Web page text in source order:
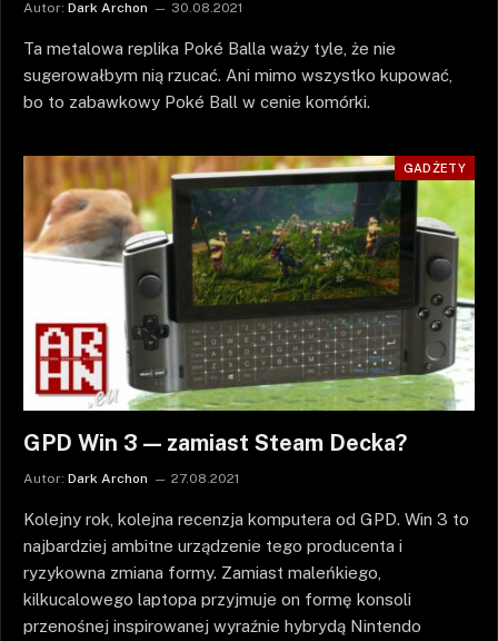
Autor: Dark Archon 30.08.2021
Ta metalowa replika Poké Balla waży tyle, że nie
sugerowałbym nią rzucać. Ani mimo wszystko kupować,
bo to zabawkowy Poké Ball w cenie komórki.
GADŻETY
GPD Win 3 — zamiast Steam Decka?
Autor: Dark Archon 27.08.2021
Kolejny rok, kolejna recenzja komputera od GPD. Win 3 to
najbardziej ambitne urządzenie tego producenta i
ryzykowna zmiana formy. Zamiast maleńkiego,
kilkucalowego laptopa przyjmuje on formę konsoli
przenośnej inspirowanej wyraźnie hybrydą Nintendo